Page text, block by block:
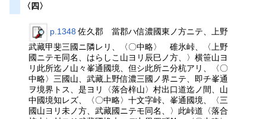
〈四〉
p.1348 佐久郡 當郡ハ信濃國東ノ方ニテ、上野
武藏甲斐三國ニ隣レリ、〈〇中略〉 碓氷峠、〈上野
國ニテモ同名、はらしこ山ヨリ辰巳ノ方、〉横笹山ヨ
リ此所迄ノ山々峯通國境、但シ此所ニ分杭アリ、〈〇
中略〉三國山、武藏上野信濃三國ノ界ニテ、即チ峯通
ヲ境界トス、是ヨリ〈落合梓山〉村出口道迄ノ間、山
中國境知レズ、〈〇中略〉十文字峠、峯通國境、〈三
國山ヨリ未ノ方、武藏國ニテモ同名、〉此峠道〈落合